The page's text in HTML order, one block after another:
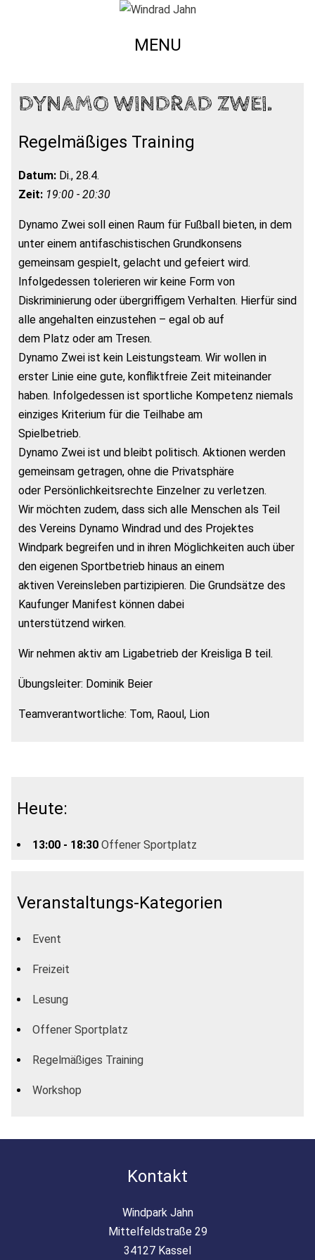
MENU
DYNAMO WINDRAD ZWEI.
Regelmäßiges Training
Datum: Di., 28.4.
Zeit: 19:00 - 20:30
Dynamo Zwei soll einen Raum für Fußball bieten, in dem
unter einem antifaschistischen Grundkonsens
gemeinsam gespielt, gelacht und gefeiert wird.
Infolgedessen tolerieren wir keine Form von
Diskriminierung oder übergriffigem Verhalten. Hierfür sind
alle angehalten einzustehen – egal ob auf
dem Platz oder am Tresen.
Dynamo Zwei ist kein Leistungsteam. Wir wollen in
erster Linie eine gute, konfliktfreie Zeit miteinander
haben. Infolgedessen ist sportliche Kompetenz niemals
einziges Kriterium für die Teilhabe am
Spielbetrieb.
Dynamo Zwei ist und bleibt politisch. Aktionen werden
gemeinsam getragen, ohne die Privatsphäre
oder Persönlichkeitsrechte Einzelner zu verletzen.
Wir möchten zudem, dass sich alle Menschen als Teil
des Vereins Dynamo Windrad und des Projektes
Windpark begreifen und in ihren Möglichkeiten auch über
den eigenen Sportbetrieb hinaus an einem
aktiven Vereinsleben partizipieren. Die Grundsätze des
Kaufunger Manifest können dabei
unterstützend wirken.
Wir nehmen aktiv am Ligabetrieb der Kreisliga B teil.
Übungsleiter: Dominik Beier
Teamverantwortliche: Tom, Raoul, Lion
Heute:
13:00 - 18:30 Offener Sportplatz
Veranstaltungs-Kategorien
Event
Freizeit
Lesung
Offener Sportplatz
Regelmäßiges Training
Workshop
Kontakt
Windpark Jahn
Mittelfeldstraße 29
34127 Kassel